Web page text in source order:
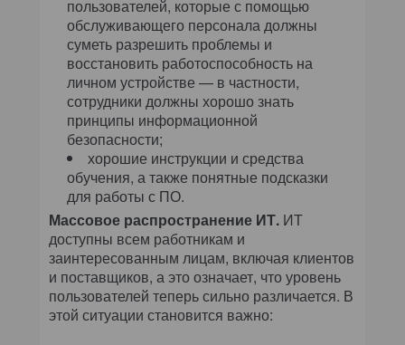
пользователей, которые с помощью
обслуживающего персонала должны
суметь разрешить проблемы и
восстановить работоспособность на
личном устройстве — в частности,
сотрудники должны хорошо знать
принципы информационной
безопасности;
хорошие инструкции и средства
обучения, а также понятные подсказки
для работы с ПО.
Массовое распространение ИТ. ИТ
доступны всем работникам и
заинтересованным лицам, включая клиентов
и поставщиков, а это означает, что уровень
пользователей теперь сильно различается. В
этой ситуации становится важно: